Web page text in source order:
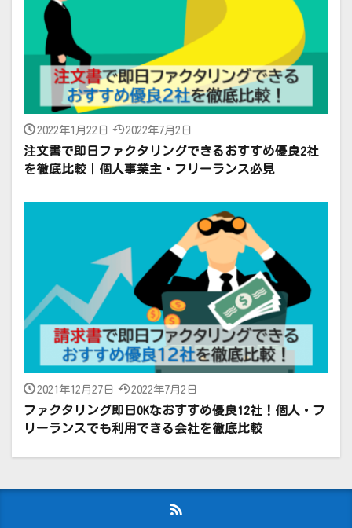
2022年1月22日 2022年7月2日
注文書で即日ファクタリングできるおすすめ優良2社
を徹底比較｜個人事業主・フリーランス必見
2021年12月27日 2022年7月2日
ファクタリング即日OKなおすすめ優良12社！個人・フ
リーランスでも利用できる会社を徹底比較